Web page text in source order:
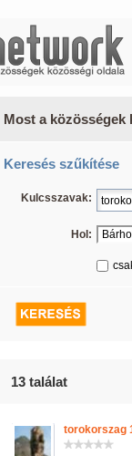
Most a közösségek
Keresés szűkítése
Kulcsszavak:
Hol:
13 találat
torokorszag